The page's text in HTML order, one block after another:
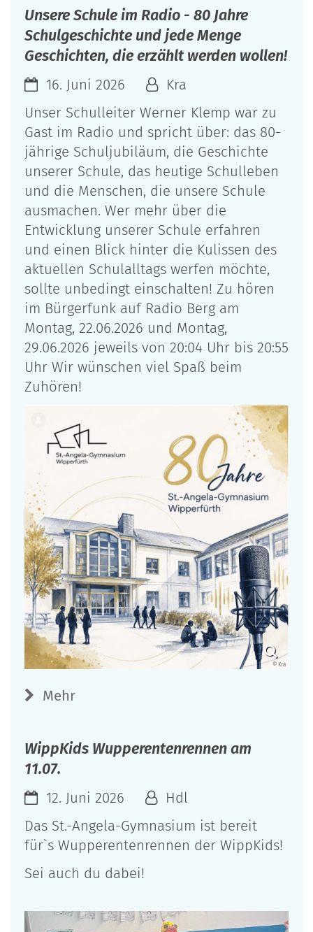
Unsere Schule im Radio - 80 Jahre
Schulgeschichte und jede Menge
Geschichten, die erzählt werden wollen!
16. Juni 2026
Kra
Unser Schulleiter Werner Klemp war zu
Gast im Radio und spricht über: das 80-
jährige Schuljubiläum, die Geschichte
unserer Schule, das heutige Schulleben
und die Menschen, die unsere Schule
ausmachen. Wer mehr über die
Entwicklung unserer Schule erfahren
und einen Blick hinter die Kulissen des
aktuellen Schulalltags werfen möchte,
sollte unbedingt einschalten! Zu hören
im Bürgerfunk auf Radio Berg am
Montag, 22.06.2026 und Montag,
29.06.2026 jeweils von 20:04 Uhr bis 20:55
Uhr Wir wünschen viel Spaß beim
Zuhören!
© Kra
Mehr
WippKids Wupperentenrennen am
11.07.
12. Juni 2026
Hdl
Das St.-Angela-Gymnasium ist bereit
für`s Wupperentenrennen der WippKids!
Sei auch du dabei!